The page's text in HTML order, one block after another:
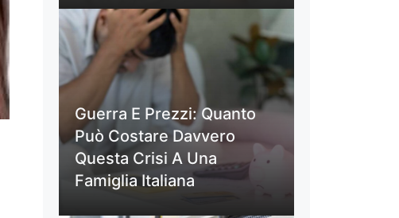
Guerra E Prezzi: Quanto
Può Costare Davvero
Questa Crisi A Una
Famiglia Italiana